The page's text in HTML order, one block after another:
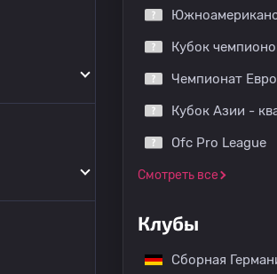
Кубок
Чемпионат
Кубок Азии -
Ofc Pro League
Смотреть все
Клубы
Сборная